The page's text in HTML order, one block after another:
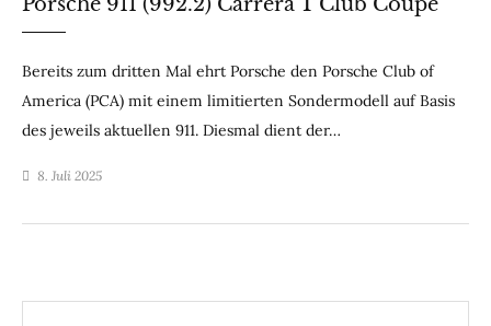
Bereits zum dritten Mal ehrt Porsche den Porsche Club of
America (PCA) mit einem limitierten Sondermodell auf Basis
des jeweils aktuellen 911. Diesmal dient der…
8. Juli 2025